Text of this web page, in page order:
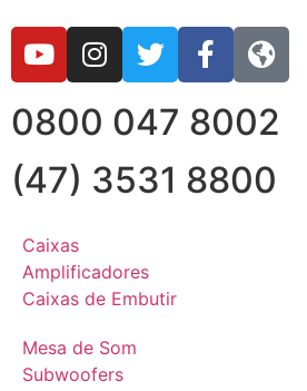
0800 047 8002
(47) 3531 8800
Caixas
Amplificadores
Caixas de Embutir
Mesa de Som
Subwoofers